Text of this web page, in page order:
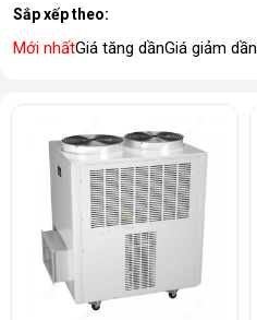
Sắp xếp theo:
Mới nhấtGiá tăng dầnGiá giảm dần